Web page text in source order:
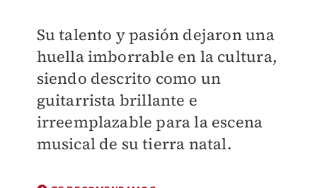
Su talento y pasión dejaron una
huella imborrable en la cultura,
siendo descrito como un
guitarrista brillante e
irreemplazable para la escena
musical de su tierra natal.